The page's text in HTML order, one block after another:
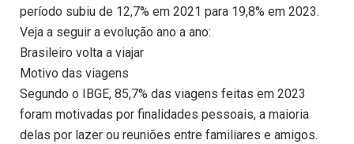
período subiu de 12,7% em 2021 para 19,8% em 2023.
Veja a seguir a evolução ano a ano:
Brasileiro volta a viajar
Motivo das viagens
Segundo o IBGE, 85,7% das viagens feitas em 2023
foram motivadas por finalidades pessoais, a maioria
delas por lazer ou reuniões entre familiares e amigos.